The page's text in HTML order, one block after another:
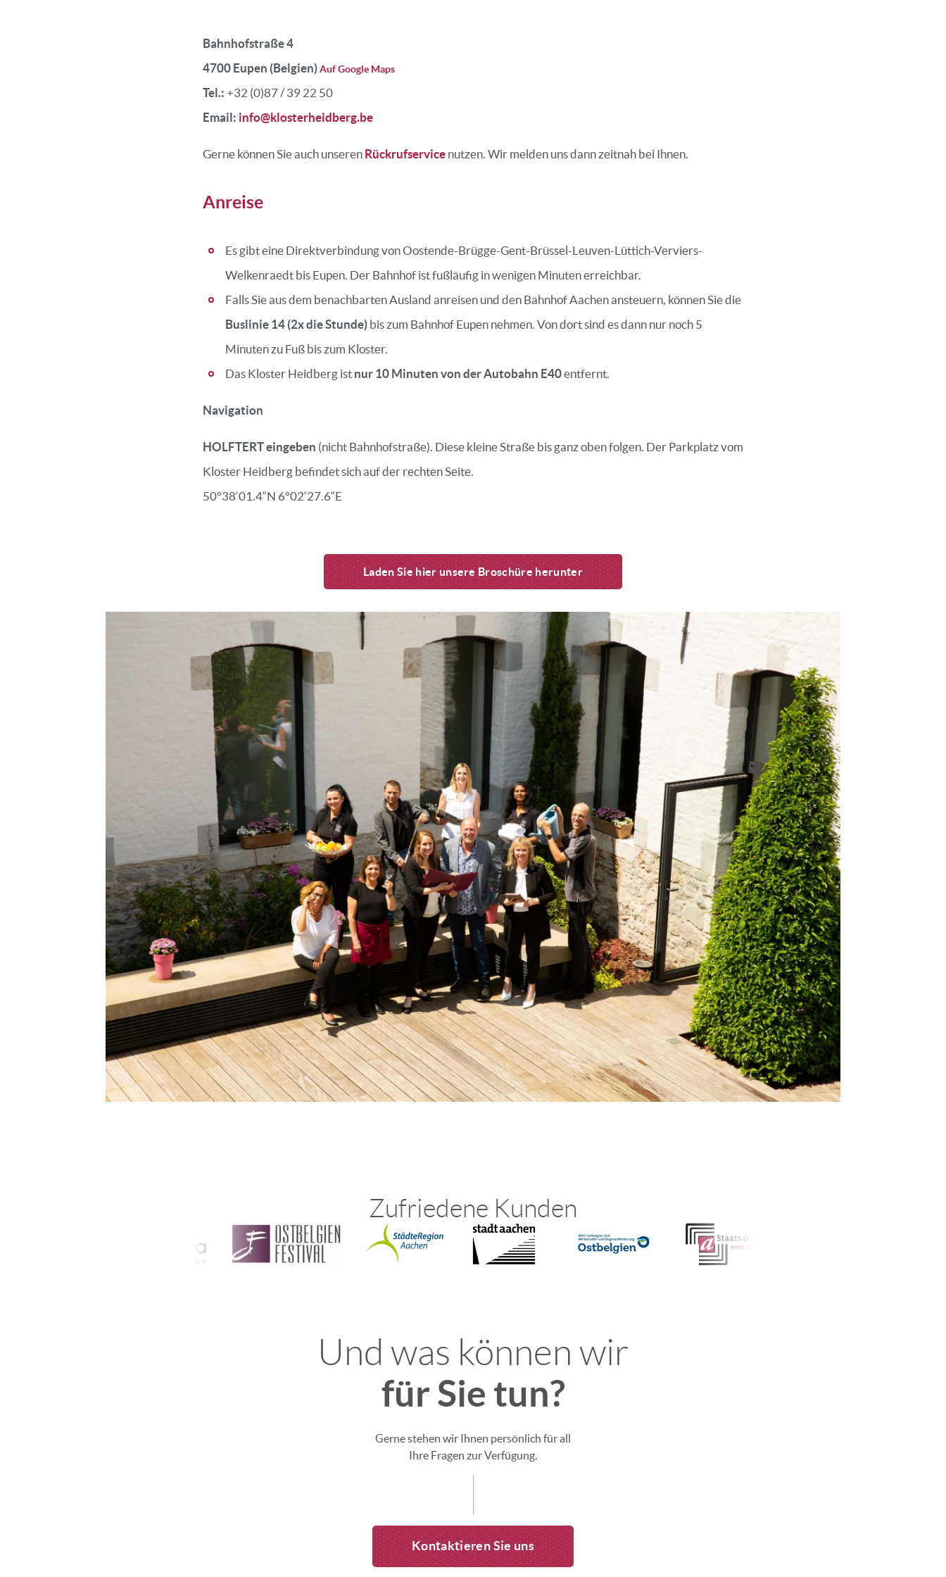
Bahnhofstraße 4
4700 Eupen (Belgien)Auf Google Maps
Tel.: +32 (0)87 / 39 22 50
Email: info@klosterheidberg.be
Gerne können Sie auch unseren Rückrufservice nutzen. Wir melden uns dann zeitnah bei Ihnen.
Anreise
Es gibt eine Direktverbindung von Oostende-Brügge-Gent-Brüssel-Leuven-Lüttich-Verviers-
Welkenraedt bis Eupen. Der Bahnhof ist fußläufig in wenigen Minuten erreichbar.
Falls Sie aus dem benachbarten Ausland anreisen und den Bahnhof Aachen ansteuern, können Sie die
Buslinie 14 (2x die Stunde) bis zum Bahnhof Eupen nehmen. Von dort sind es dann nur noch 5
Minuten zu Fuß bis zum Kloster.
Das Kloster Heidberg ist nur 10 Minuten von der Autobahn E40entfernt.
Navigation
HOLFTERT eingeben (nicht Bahnhofstraße). Diese kleine Straße bis ganz oben folgen. Der Parkplatz vom
Kloster Heidberg befindet sich auf der rechten Seite.
50°38‘01.4“N 6°02‘27.6“E
Laden Sie hier unsere Broschüre herunter
Zufriedene Kunden
Und was können wir
für Sie tun?
Gerne stehen wir Ihnen persönlich für all
Ihre Fragen zur Verfügung.
Kontaktieren Sie uns